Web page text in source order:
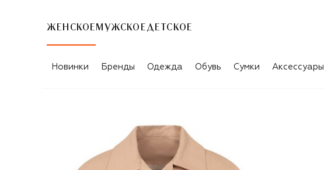
ЖЕНСКОЕ МУЖСКОЕ ДЕТСКОЕ
Новинки Бренды Одежда Обувь Сумки Аксессуары